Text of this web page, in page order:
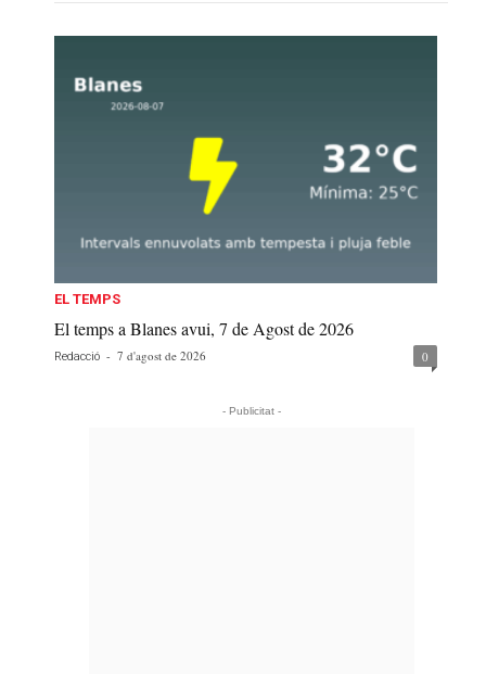
EL TEMPS
El temps a Blanes avui, 7 de Agost de 2026
Redacció - 7 d'agost de 2026 0
- Publicitat -